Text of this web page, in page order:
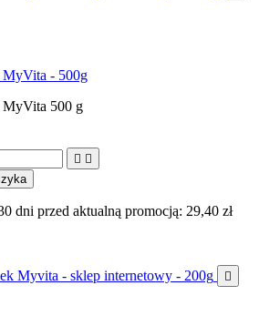
MyVita - 500g
MyVita 500 g
 
dni przed aktualną promocją: 29,40 zł
